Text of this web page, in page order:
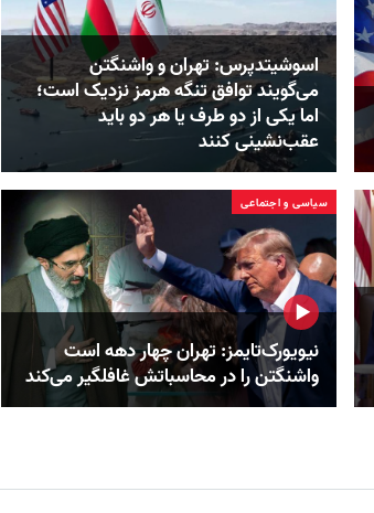
اسوشیتدپرس: تهران و واشنگتن
می‌گویند توافق تنگه هرمز نزدیک است؛
اما یکی از دو طرف یا هر دو باید
عقب‌نشینی کنند
سیاسی و اجتماعی
نیویورک‌تایمز: تهران چهار دهه است
واشنگتن را در محاسباتش غافلگیر می‌کند